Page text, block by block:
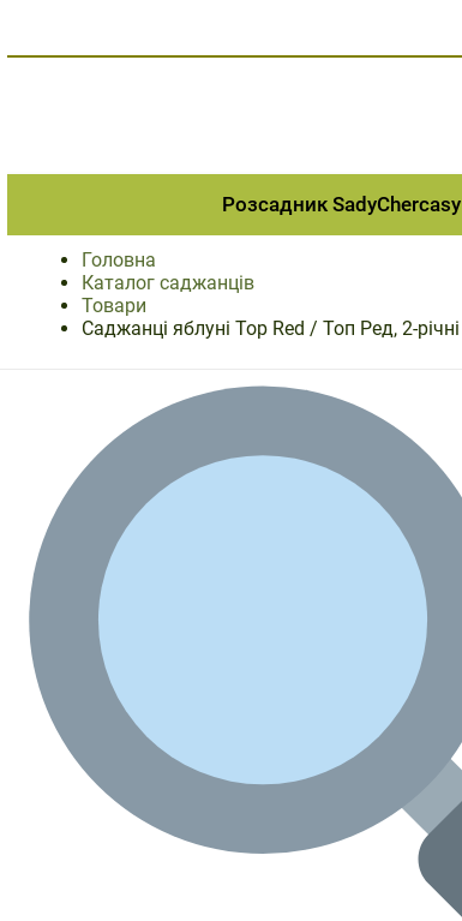
вмісту
Розсадник SadyChercasy
Головна
Каталог саджанців
Товари
Саджанці яблуні Top Red / Топ Ред, 2-річні